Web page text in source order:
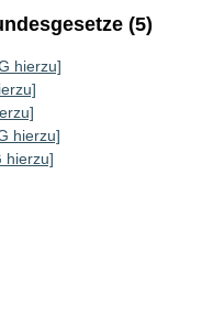
(5)
hierzu]
hierzu]
hierzu]